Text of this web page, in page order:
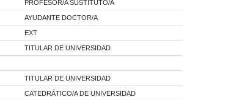
PROFESOR/A SUSTITUTO/A
AYUDANTE DOCTOR/A
EXT
TITULAR DE UNIVERSIDAD
TITULAR DE UNIVERSIDAD
CATEDRÁTICO/A DE UNIVERSIDAD